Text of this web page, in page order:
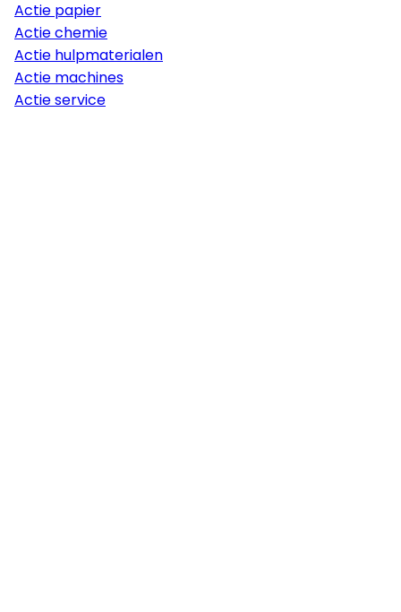
Actie papier
Actie chemie
Actie hulpmaterialen
Actie machines
Actie service